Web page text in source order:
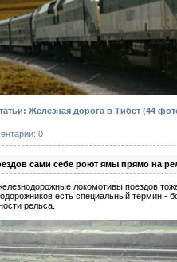
Железная дорога в Тибет (44
0
сами себе роют ямы прямо на
локомотивы поездов
есть специальный термин -
рельса.